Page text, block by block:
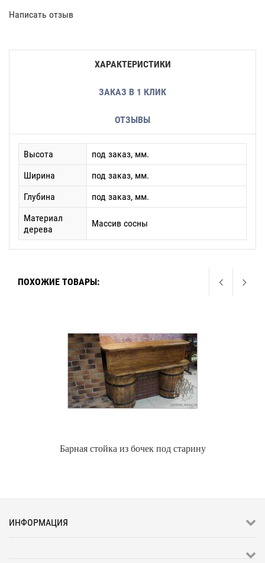
Написать отзыв
ХАРАКТЕРИСТИКИ
ЗАКАЗ В 1 КЛИК
ОТЗЫВЫ
Высота
под заказ, мм.
Ширина
под заказ, мм.
Глубина
под заказ, мм.
Материал
дерева
Массив сосны
ПОХОЖИЕ ТОВАРЫ:
Барная стойка из бочек под старину
ИНФОРМАЦИЯ